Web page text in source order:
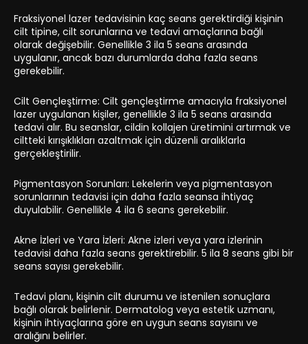
Fraksiyonel lazer tedavisinin kaç seans gerektirdiği kişinin
cilt tipine, cilt sorunlarına ve tedavi amaçlarına bağlı
olarak değişebilir. Genellikle 3 ila 5 seans arasında
uygulanır, ancak bazı durumlarda daha fazla seans
gerekebilir.
Cilt Gençleştirme: Cilt gençleştirme amacıyla fraksiyonel
lazer uygulanan kişiler, genellikle 3 ila 5 seans arasında
tedavi alır. Bu seanslar, cildin kollajen üretimini artırmak ve
ciltteki kırışıklıkları azaltmak için düzenli aralıklarla
gerçekleştirilir.
Pigmentasyon Sorunları: Lekelerin veya pigmentasyon
sorunlarının tedavisi için daha fazla seansa ihtiyaç
duyulabilir. Genellikle 4 ila 6 seans gerekebilir.
Akne İzleri ve Yara İzleri: Akne izleri veya yara izlerinin
tedavisi daha fazla seans gerektirebilir. 5 ila 8 seans gibi bir
seans sayısı gerekebilir.
Tedavi planı, kişinin cilt durumu ve istenilen sonuçlara
bağlı olarak belirlenir. Dermatolog veya estetik uzmanı,
kişinin ihtiyaçlarına göre en uygun seans sayısını ve
aralığını belirler.